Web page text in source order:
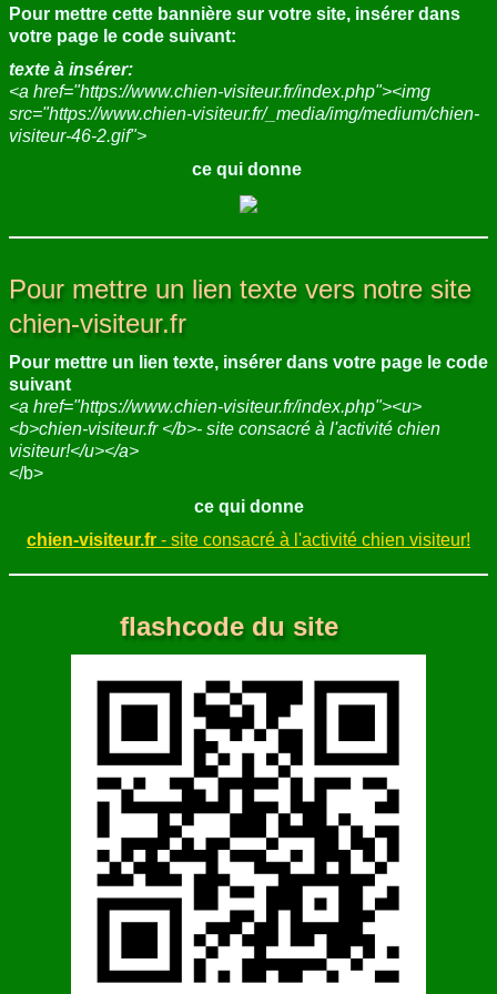
ANNUAIRE
CONTACT
Pour mettre cette bannière sur votre site, insérer dans
votre page le code suivant:
texte à insérer:
<a href="https://www.chien-visiteur.fr/index.php"><img
src="https://www.chien-visiteur.fr/_media/img/medium/chien-
visiteur-46-2.gif">
ce qui donne
Pour mettre un lien texte vers notre site
chien-visiteur.fr
Pour mettre un lien texte, insérer dans votre page le code
suivant
<a href="https://www.chien-visiteur.fr/index.php"><u>
<b>chien-visiteur.fr </b>- site consacré à l'activité chien
visiteur!</u></a>
</b>
ce qui donne
chien-visiteur.fr - site consacré à l'activité chien visiteur!
flashcode du site